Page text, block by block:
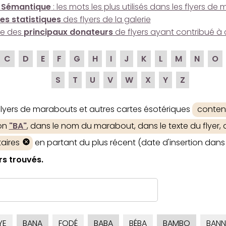
: les mots les plus utilisés dans les flyers de
statistiquesdes flyers de la galerie
des principaux donateursde flyers ayant contribué à
C D E F G H I J K L M N
O
S
T U V W X Y Z
de marabouts et autres cartes ésotériques
"BA", dans le nom du marabout, dans le texte du flyer,
en partant du plus récent (date d'insertion dans
trouvés.
BANA FODÉ BABA BÉBA BAMBO